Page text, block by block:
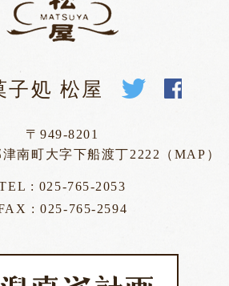
子処 松屋
〒949-8201
南町大字下船渡丁2222（ MAP ）
: 025-765-2053
: 025-765-2594